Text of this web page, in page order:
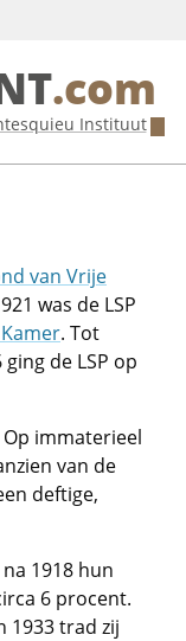
.com
Instituut
van Vrije
was de LSP
. Tot
de LSP op
immaterieel
van de
deftige,
1918 hun
6 procent.
1933 trad zij